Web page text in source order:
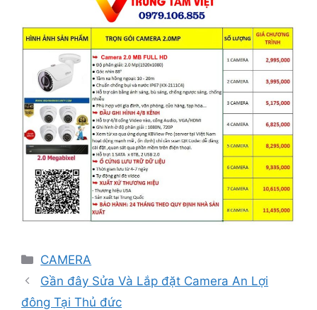
Danh
mục
CAMERA
Gần đây Sửa Và Lắp đặt Camera An Lợi
đông Tại Thủ đức